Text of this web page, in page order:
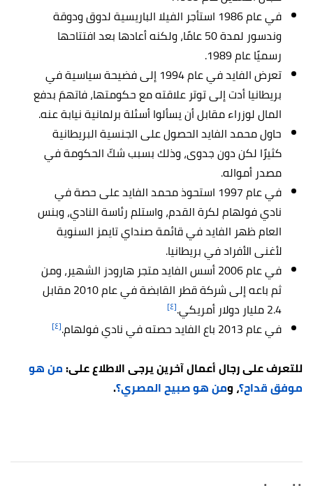
في عام 1986 استأجر الفيلا الباريسية لدوق ودوقة
وندسور لمدة 50 عامًا، ولكنه أعادها بعد افتتاحها
رسميًا عام 1989.
تعرض الفايد في عام 1994 إلى فضيحة سياسية في
بريطانيا أدت إلى توتر علاقته مع حكومتها، فاتهمَ بدفع
المال لوزراء مقابل أن يسألوا أسئلة برلمانية نيابة عنه.
حاول محمد الفايد الحصول على الجنسية البريطانية
كثيرًا لكن دون جدوى، وذلك بسبب شكّ الحكومة في
مصدر أمواله.
في عام 1997 استحوذ محمد الفايد على حصة في
نادي فولهام لكرة القدم، واستلم رئاسة النادي، وبنس
العام ظهر الفايد في قائمة صنداي تايمز السنوية
لأغنى الأفراد في بريطانيا.
في عام 2006 أسس الفايد متجر هارودز الشهير، ومن
ثم باعه إلى شركة قطر القابضة في عام 2010 مقابل
2.4 مليار دولار أمريكي.
[٤]
في عام 2013 باع الفايد حصته في نادي فولهام. [٤]
للتعرف على رجال أعمال آخرين يرجى الاطلاع على:من هو
موفق قداح؟، ومن هو صبيح المصري؟.